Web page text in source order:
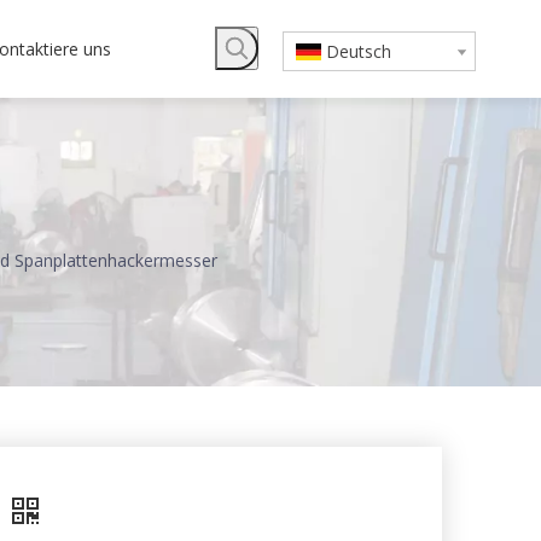
uns Deutsch
Spanplattenhackermesser